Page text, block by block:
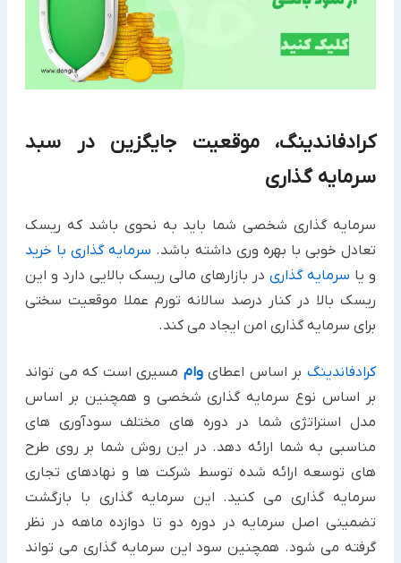
کرادفاندینگ، موقعیت جایگزین در سبد
سرمایه گذاری
سرمایه گذاری شخصی شما باید به نحوی باشد که ریسک
تعادل خوبی با بهره وری داشته باشد. سرمایه گذاری با خرید
و یا سرمایه گذاری در بازارهای مالی ریسک بالایی دارد و این
ریسک بالا در کنار درصد سالانه تورم عملا موقعیت سختی
برای سرمایه گذاری امن ایجاد می کند.
کرادفاندینگبر اساس اعطایوام مسیری است که می تواند
بر اساس نوع سرمایه گذاری شخصی و همچنین بر اساس
مدل استراتژی شما در دوره های مختلف سودآوری های
مناسبی به شما ارائه دهد. در این روش شما بر روی طرح
های توسعه ارائه شده توسط شرکت ها و نهادهای تجاری
سرمایه گذاری می کنید. این سرمایه گذاری با بازگشت
تضمینی اصل سرمایه در دوره دو تا دوازده ماهه در نظر
گرفته می شود. همچنین سود این سرمایه گذاری می تواند